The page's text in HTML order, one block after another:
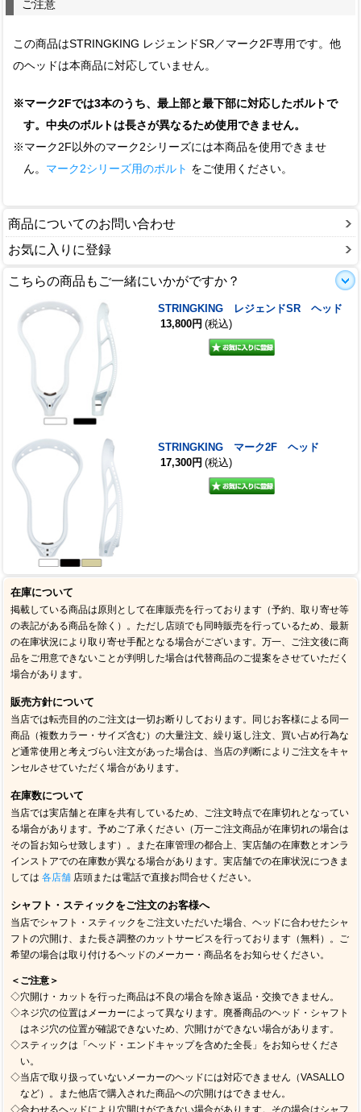
ご注意
この商品はSTRINGKING レジェンドSR／マーク2F専用です。他
のヘッドは本商品に対応していません。
※マーク2Fでは3本のうち、最上部と最下部に対応したボルトで
す。中央のボルトは長さが異なるため使用できません。
※マーク2F以外のマーク2シリーズには本商品を使用できませ
ん。 マーク2シリーズ用のボルト をご使用ください。
商品についてのお問い合わせ
お気に入りに登録
こちらの商品もご一緒にいかがですか？
STRINGKING レジェンドSR ヘッド
13,800円 (税込)
STRINGKING マーク2F ヘッド
17,300円 (税込)
在庫について
掲載している商品は原則として在庫販売を行っております（予約、取り寄せ等
の表記がある商品を除く）。ただし店頭でも同時販売を行っているため、最新
の在庫状況により取り寄せ手配となる場合がございます。万一、ご注文後に商
品をご用意できないことが判明した場合は代替商品のご提案をさせていただく
場合があります。
販売方針について
当店では転売目的のご注文は一切お断りしております。同じお客様による同一
商品（複数カラー・サイズ含む）の大量注文、繰り返し注文、買い占め行為な
ど通常使用と考えづらい注文があった場合は、当店の判断によりご注文をキャ
ンセルさせていただく場合があります。
在庫数について
当店では実店舗と在庫を共有しているため、ご注文時点で在庫切れとなってい
る場合があります。予めご了承ください（万一ご注文商品が在庫切れの場合は
その旨お知らせ致します）。また在庫管理の都合上、実店舗の在庫数とオンラ
インストアでの在庫数が異なる場合があります。実店舗での在庫状況につきま
しては各店舗 店頭または電話で直接お問合せください。
シャフト・スティックをご注文のお客様へ
当店でシャフト・スティックをご注文いただいた場合、ヘッドに合わせたシャ
フトの穴開け、また長さ調整のカットサービスを行っております（無料）。ご
希望の場合は取り付けるヘッドのメーカー・商品名をお知らせください。
＜ご注意＞
◇穴開け・カットを行った商品は不良の場合を除き返品・交換できません。
◇ネジ穴の位置はメーカーによって異なります。廃番商品のヘッド・シャフト
はネジ穴の位置が確認できないため、穴開けができない場合があります。
◇スティックは「ヘッド・エンドキャップを含めた全長」をお知らせくださ
い。
◇当店で取り扱っていないメーカーのヘッドには対応できません（VASALLO
など）。また他店で購入された商品への穴開けはできません。